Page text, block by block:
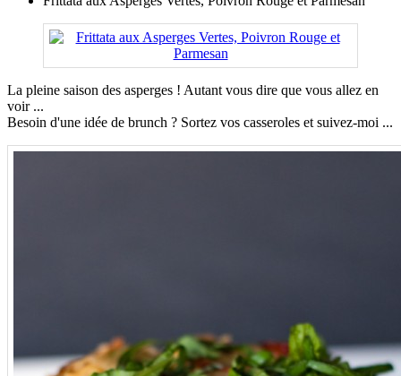
La pleine saison des asperges ! Autant vous dire que vous allez en
voir ...
Besoin d'une idée de brunch ? Sortez vos casseroles et suivez-moi ...